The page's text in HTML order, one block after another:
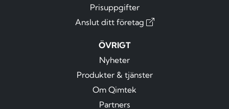
Prisuppgifter
Anslut ditt företag
ÖVRIGT
Nyheter
Produkter & tjänster
Om Qimtek
Partners